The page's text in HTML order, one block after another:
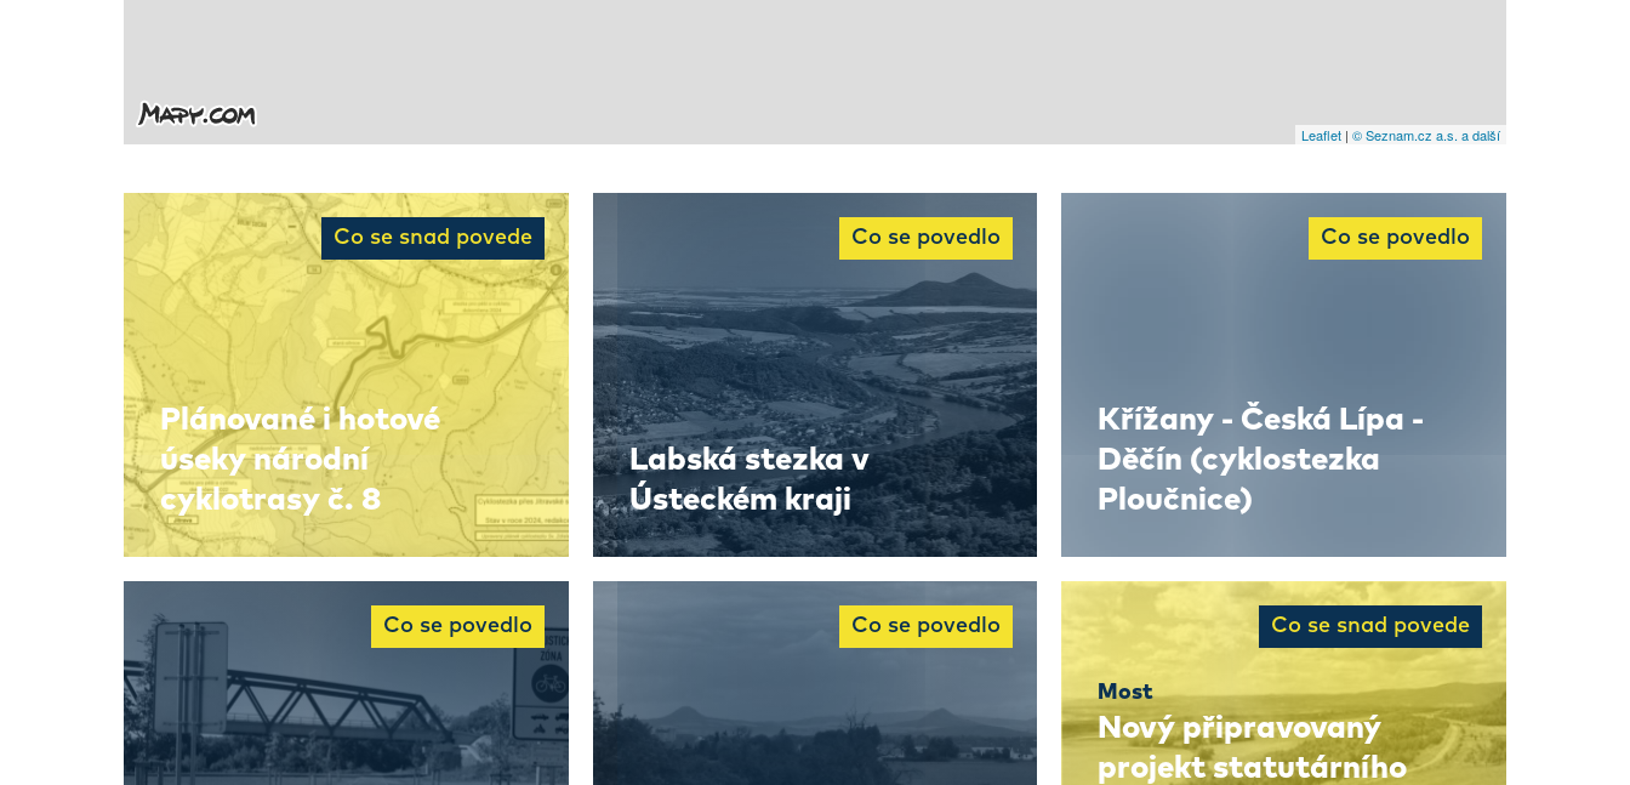
Leaflet | © Seznam.cz a.s. a další
Co se snad povede
Plánované i hotové
úseky národní
cyklotrasy č. 8
Co se povedlo
Labská stezka v
Ústeckém kraji
Co se povedlo
Křížany - Česká Lípa -
Děčín (cyklostezka
Ploučnice)
Co se povedlo Co se povedlo Co se snad povede
Most
Nový připravovaný
projekt statutárního